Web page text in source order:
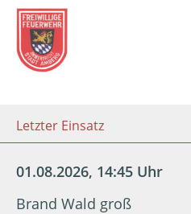
Letzter Einsatz
01.08.2026, 14:45 Uhr
Brand Wald groß